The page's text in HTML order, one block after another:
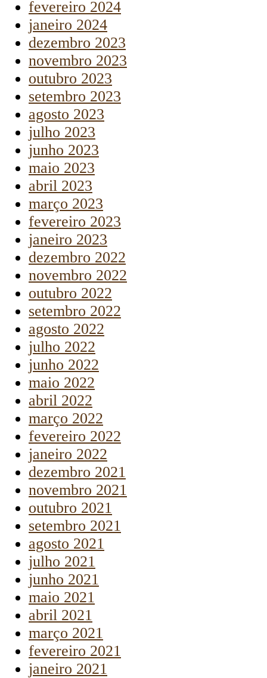
fevereiro 2024
janeiro 2024
dezembro 2023
novembro 2023
outubro 2023
setembro 2023
agosto 2023
julho 2023
junho 2023
maio 2023
abril 2023
março 2023
fevereiro 2023
janeiro 2023
dezembro 2022
novembro 2022
outubro 2022
setembro 2022
agosto 2022
julho 2022
junho 2022
maio 2022
abril 2022
março 2022
fevereiro 2022
janeiro 2022
dezembro 2021
novembro 2021
outubro 2021
setembro 2021
agosto 2021
julho 2021
junho 2021
maio 2021
abril 2021
março 2021
fevereiro 2021
janeiro 2021